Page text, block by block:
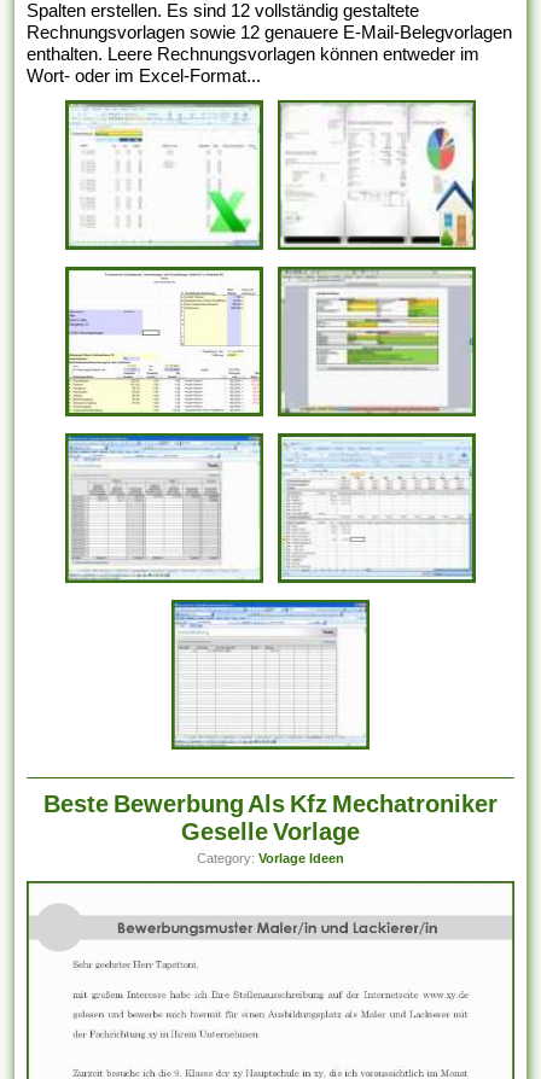
Spalten erstellen. Es sind 12 vollständig gestaltete
Rechnungsvorlagen sowie 12 genauere E-Mail-Belegvorlagen
enthalten. Leere Rechnungsvorlagen können entweder im
Wort- oder im Excel-Format...
Beste Bewerbung Als Kfz Mechatroniker
Geselle Vorlage
Category: Vorlage Ideen